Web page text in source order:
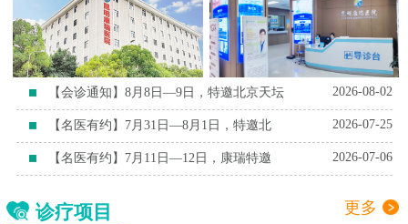
【会诊通知】8月8日—9日，特邀北京天坛 2026-08-02
【名医有约】7月31日—8月1日，特邀北 2026-07-25
【名医有约】7月11日—12日，康瑞特邀 2026-07-06
诊疗项目 更多